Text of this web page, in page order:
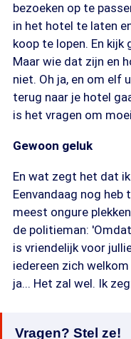
bezoeken op te
in het hotel te laten
koop te lopen. En kijk
Maar wie dat zijn en
niet. Oh ja, en om elf
terug naar je hotel
is het vragen om
Gewoon geluk
En wat zegt het dat
Eenvandaag nog heb
meest ongure
de politieman:
is vriendelijk voor
iedereen zich
ja... Het zal wel. Ik
Vragen? Stel ze!